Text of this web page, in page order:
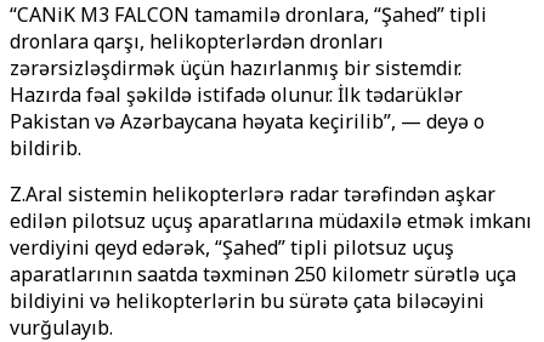
“CANiK M3 FALCON tamamilə dronlara, “Şahed” tipli
dronlara qarşı, helikopterlərdən dronları
zərərsizləşdirmək üçün hazırlanmış bir sistemdir.
Hazırda fəal şəkildə istifadə olunur. İlk tədarüklər
Pakistan və Azərbaycana həyata keçirilib”, — deyə o
bildirib.
Z.Aral sistemin helikopterlərə radar tərəfindən aşkar
edilən pilotsuz uçuş aparatlarına müdaxilə etmək imkanı
verdiyini qeyd edərək, “Şahed” tipli pilotsuz uçuş
aparatlarının saatda təxminən 250 kilometr sürətlə uça
bildiyini və helikopterlərin bu sürətə çata biləcəyini
vurğulayıb.